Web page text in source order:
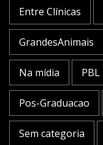
Entre Clínicas
GrandesAnimais
Na mídia PBL
Pos-Graduacao
Sem categoria